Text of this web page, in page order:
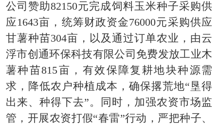
公司赞助82150元完成饲料玉米种子采购供
应1643亩，统筹财政资金76000元采购供应
甘薯种苗304亩，以及通过订单农业，由云
浮市创通环保科技有限公司免费发放工业木
薯种苗815亩，有效保障复耕地块种源需
求，降低农户种植成本，确保撂荒地“垦得
出来、种得下去”。同时，加强农资市场监
管，开展农资打假“春雷”行动，严把种子、